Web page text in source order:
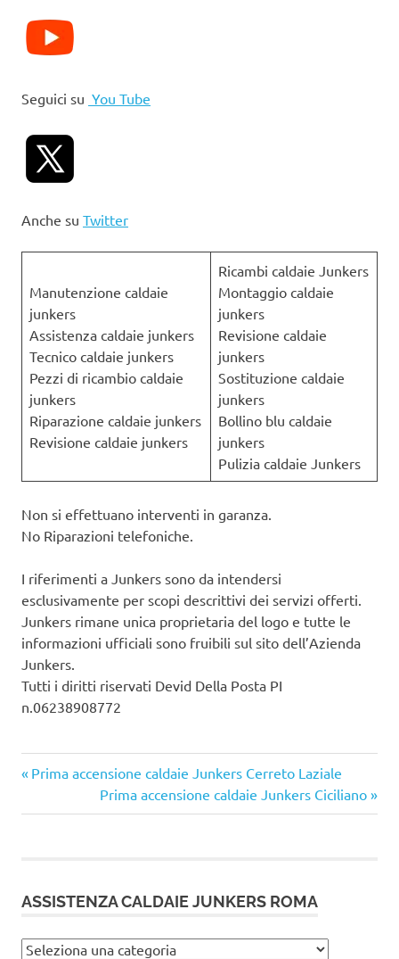
Seguici su You Tube
Anche su Twitter
Manutenzione caldaie
junkers
Assistenza caldaie junkers
Tecnico caldaie junkers
Pezzi di ricambio caldaie
junkers
Riparazione caldaie junkers
Revisione caldaie junkers
Ricambi caldaie Junkers
Montaggio caldaie
junkers
Revisione caldaie
junkers
Sostituzione caldaie
junkers
Bollino blu caldaie
junkers
Pulizia caldaie Junkers
Non si effettuano interventi in garanza.
No Riparazioni telefoniche.
I riferimenti a Junkers sono da intendersi
esclusivamente per scopi descrittivi dei servizi offerti.
Junkers rimane unica proprietaria del logo e tutte le
informazioni ufficiali sono fruibili sul sito dell’Azienda
Junkers.
Tutti i diritti riservati Devid Della Posta PI
n.06238908772
Navigazione
articoli
Articolo
precedente:
Prima accensione caldaie Junkers Cerreto Laziale
Articolo
successivo:
Prima accensione caldaie Junkers Ciciliano
ASSISTENZA CALDAIE JUNKERS ROMA
Assistenza